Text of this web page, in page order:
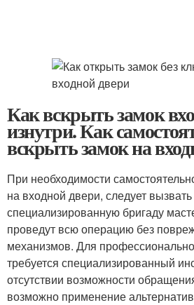
Как вскрыть замок
изнутри. Как
вскрыть замок на
При необходимости
на входной двери, следует вызвать
специализированную бригаду
проведут всю операцию без
механизмов. Для
требуется специализированный
отсутствии возможности
возможно применение